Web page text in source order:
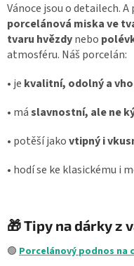
Vánoce jsou o detailech.
porcelánová miska ve
tvaru hvězdynebo
atmosféru. Náš porcelán:
• je kvalitní, odolný a
• máslavnostní, ale ne
• potěší jakovtipný i
• hodí se ke klasickému i
🎁 Tipy na dárky z
🟢 Porcelánový podnos na